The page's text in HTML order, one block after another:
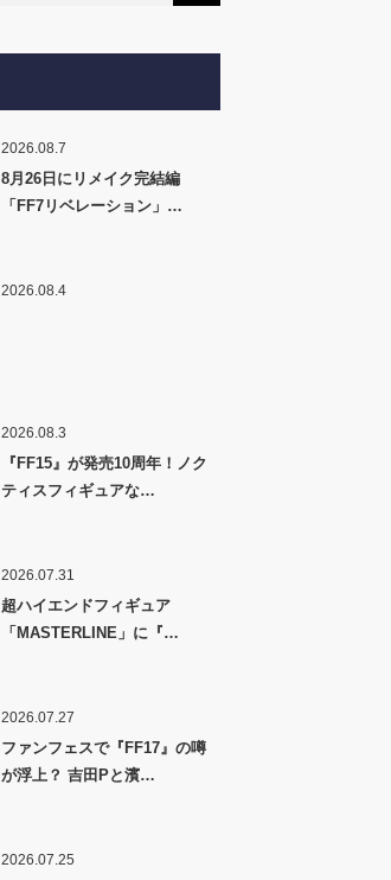
2026.08.7
8月26日にリメイク完結編
「FF7リベレーション」…
2026.08.4
2026.08.3
『FF15』が発売10周年！ノク
ティスフィギュアな…
2026.07.31
超ハイエンドフィギュア
「MASTERLINE」に『…
2026.07.27
ファンフェスで『FF17』の噂
が浮上？ 吉田Pと濱…
2026.07.25